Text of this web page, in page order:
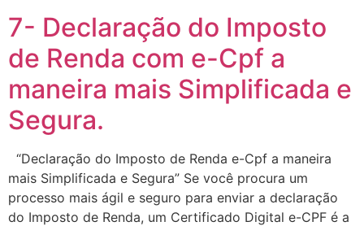
7- Declaração do Imposto
de Renda com e-Cpf a
maneira mais Simplificada e
Segura.
“Declaração do Imposto de Renda e-Cpf a maneira
mais Simplificada e Segura” Se você procura um
processo mais ágil e seguro para enviar a declaração
do Imposto de Renda, um Certificado Digital e-CPF é a